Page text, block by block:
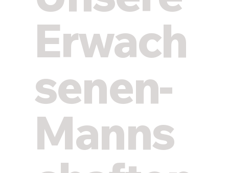
Erwach
senen-
Manns